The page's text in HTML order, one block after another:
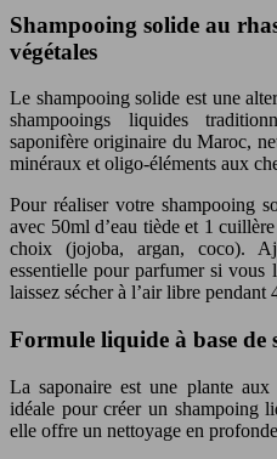
Shampooing solide au
végétales
Le shampooing solide est une
shampooings liquides
saponifère originaire du Maroc,
minéraux et oligo-éléments aux
Pour réaliser votre shampooing
avec 50ml d’eau tiède et 1
choix (jojoba, argan, coco).
essentielle pour parfumer si vous
laissez sécher à l’air libre pendant
Formule liquide à base de
La saponaire est une plante aux
idéale pour créer un shampoing
elle offre un nettoyage en